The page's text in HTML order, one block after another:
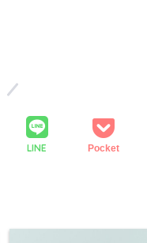
LINE Pocket